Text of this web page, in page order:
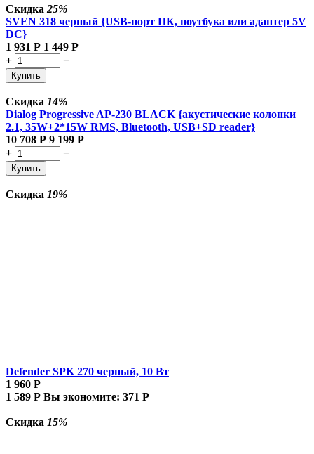
Скидка 25%
SVEN 318 черный {USB-порт ПК, ноутбука или адаптер 5V
DC}
1 931 Р 1 449 Р
+
−
Купить
Скидка 14%
Dialog Progressive AP-230 BLACK {акустические колонки
2.1, 35W+2*15W RMS, Bluetooth, USB+SD reader}
10 708 Р 9 199 Р
+
−
Купить
Скидка 19%
Defender SPK 270 черный, 10 Вт
1 960 Р
1 589 Р Вы экономите: 371 Р
Скидка 15%